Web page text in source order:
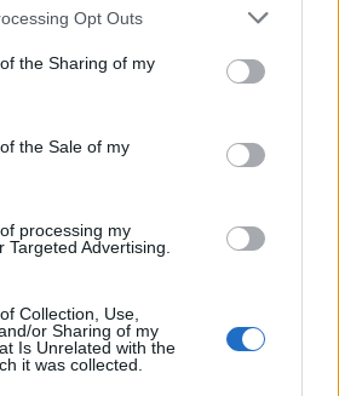
app uses one or more Google
or usage behaviour. You may click to
to Google and its third-party tags to
specified purposes in below Google
Opt Outs
the Sharing of my
the Sale of my
processing my
Targeted Advertising.
Collection, Use,
or Sharing of my
Is Unrelated with the
it was collected.